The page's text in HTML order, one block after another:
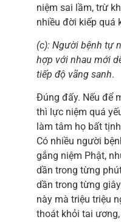
niệm sai lầm, trừ
nhiều đời kiếp quá
(c): Người bệnh tự
hợp với nhau mới
tiếp độ vãng sanh.
Đúng đấy. Nếu để
thì lực niệm quá
làm tâm họ bất
Có nhiều người
gắng niệm Phật,
dần trong từng
dần trong từng
này mà triệu triệu
thoát khỏi tai